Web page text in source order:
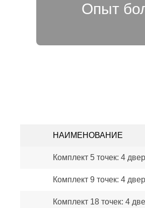
Опыт
НАИМЕНОВАНИЕ
Комплект 5 точек: 4
Комплект 9 точек: 4
Комплект 18 точек: 4